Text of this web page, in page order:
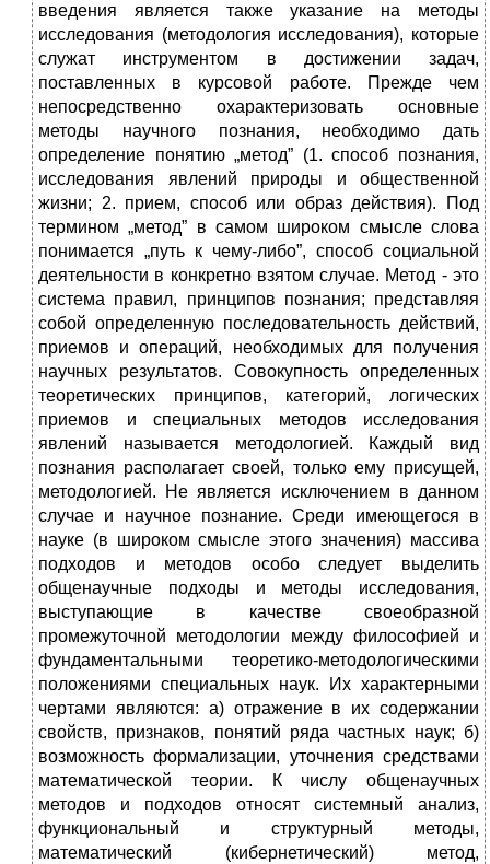
введения является также указание на методы
исследования (методология исследования), которые
служат инструментом в достижении задач,
поставленных в курсовой работе. Прежде чем
непосредственно охарактеризовать основные
методы научного познания, необходимо дать
определение понятию „метод” (1. способ познания,
исследования явлений природы и общественной
жизни; 2. прием, способ или образ действия). Под
термином „метод” в самом широком смысле слова
понимается „путь к чему-либо”, способ социальной
деятельности в конкретно взятом случае. Метод - это
система правил, принципов познания; представляя
собой определенную последовательность действий,
приемов и операций, необходимых для получения
научных результатов. Совокупность определенных
теоретических принципов, категорий, логических
приемов и специальных методов исследования
явлений называется методологией. Каждый вид
познания располагает своей, только ему присущей,
методологией. Не является исключением в данном
случае и научное познание. Среди имеющегося в
науке (в широком смысле этого значения) массива
подходов и методов особо следует выделить
общенаучные подходы и методы исследования,
выступающие в качестве своеобразной
промежуточной методологии между философией и
фундаментальными теоретико-методологическими
положениями специальных наук. Их характерными
чертами являются: а) отражение в их содержании
свойств, признаков, понятий ряда частных наук; б)
возможность формализации, уточнения средствами
математической теории. К числу общенаучных
методов и подходов относят системный анализ,
функциональный и структурный методы,
математический (кибернетический) метод,